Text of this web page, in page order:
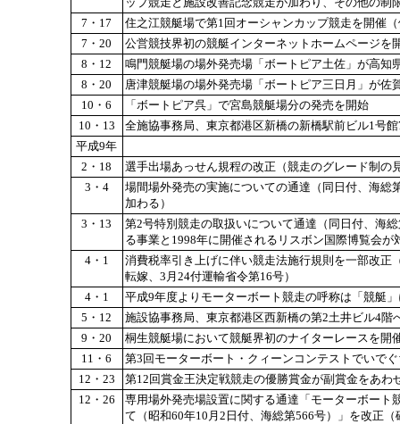
7・17
住之江競艇場で第1回オーシャンカップ競走を開催
7・20
公営競技界初の競艇インターネットホームページを
8・12
鳴門競艇場の場外発売場「ボートピア土佐」が高知
8・20
唐津競艇場の場外発売場「ボートピア三日月」が佐
10・6
「ボートピア呉」で宮島競艇場分の発売を開始
10・13
全施協事務局、東京都港区新橋の新橋駅前ビル1号
平成9年
2・18
選手出場あっせん規程の改正（競走のグレード制の
3・4
場間場外発売の実施についての通達（同日付、海総
加わる）
3・13
第2号特別競走の取扱いについて通達（同日付、海
る事業と1998年に開催されるリスボン国際博覧会が
4・1
消費税率引き上げに伴い競走法施行規則を一部改
転嫁、3月24付運輸省令第16号）
4・1
平成9年度よりモーターボート競走の呼称は「競艇
5・12
施設協事務局、東京都港区西新橋の第2土井ビル4階
9・20
桐生競艇場において競艇界初のナイターレースを開
11・6
第3回モーターボート・クィーンコンテストでいで
12・23
第12回賞金王決定戦競走の優勝賞金が副賞金をあわ
12・26
専用場外発売場設置に関する通達「モーターボー
て（昭和60年10月2日付、海総第566号）」を改正